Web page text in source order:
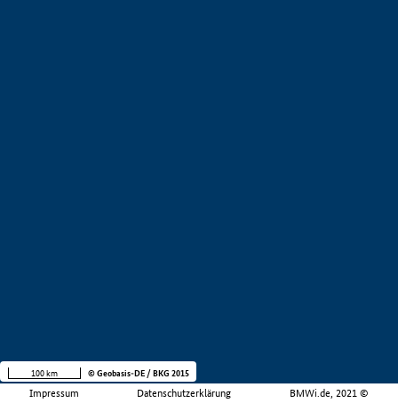
Impressum Datenschutzerklärung BMWi.de, 2021 ©
100 km © Geobasis-DE / BKG 2015